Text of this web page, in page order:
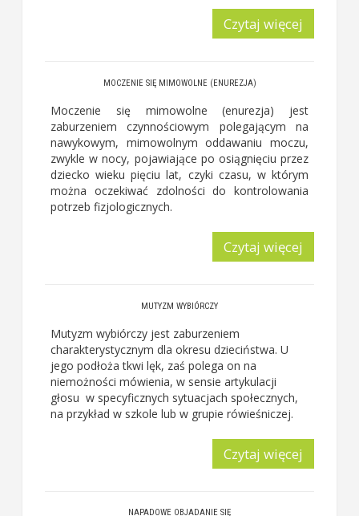
Czytaj więcej
MOCZENIE SIĘ MIMOWOLNE (ENUREZJA)
Moczenie się mimowolne (enurezja) jest
zaburzeniem czynnościowym polegającym na
nawykowym, mimowolnym oddawaniu moczu,
zwykle w nocy, pojawiające po osiągnięciu przez
dziecko wieku pięciu lat, czyki czasu, w którym
można oczekiwać zdolności do kontrolowania
potrzeb fizjologicznych.
Czytaj więcej
MUTYZM WYBIÓRCZY
Mutyzm wybiórczy jest zaburzeniem
charakterystycznym dla okresu dzieciństwa. U
jego podłoża tkwi lęk, zaś polega on na
niemożności mówienia, w sensie artykulacji
głosu w specyficznych sytuacjach społecznych,
na przykład w szkole lub w grupie rówieśniczej.
Czytaj więcej
NAPADOWE OBJADANIE SIĘ